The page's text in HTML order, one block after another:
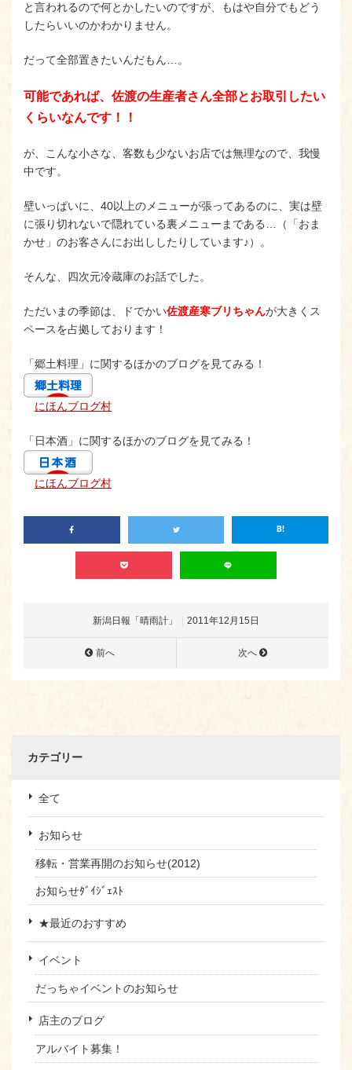
と言われるので何とかしたいのですが、もはや自分でもどう
したらいいのかわかりません。
だって全部置きたいんだもん…。
可能であれば、佐渡の生産者さん全部とお取引したい
くらいなんです！！
が、こんな小さな、客数も少ないお店では無理なので、我慢
中です。
壁いっぱいに、40以上のメニューが張ってあるのに、実は壁
に張り切れないで隠れている裏メニューまである…（「おま
かせ」のお客さんにお出ししたりしています♪）。
そんな、四次元冷蔵庫のお話でした。
ただいまの季節は、ドでかい佐渡産寒ブリちゃんが大きくス
ペースを占拠しております！
「郷土料理」に関するほかのブログを見てみる！
にほんブログ村
「日本酒」に関するほかのブログを見てみる！
にほんブログ村
新潟日報「晴雨計」 2011年12月15日
前へ 次へ
カテゴリー
全て
お知らせ
移転・営業再開のお知らせ(2012)
お知らせﾀﾞｲｼﾞｪｽﾄ
★最近のおすすめ
イベント
だっちゃイベントのお知らせ
店主のブログ
アルバイト募集！